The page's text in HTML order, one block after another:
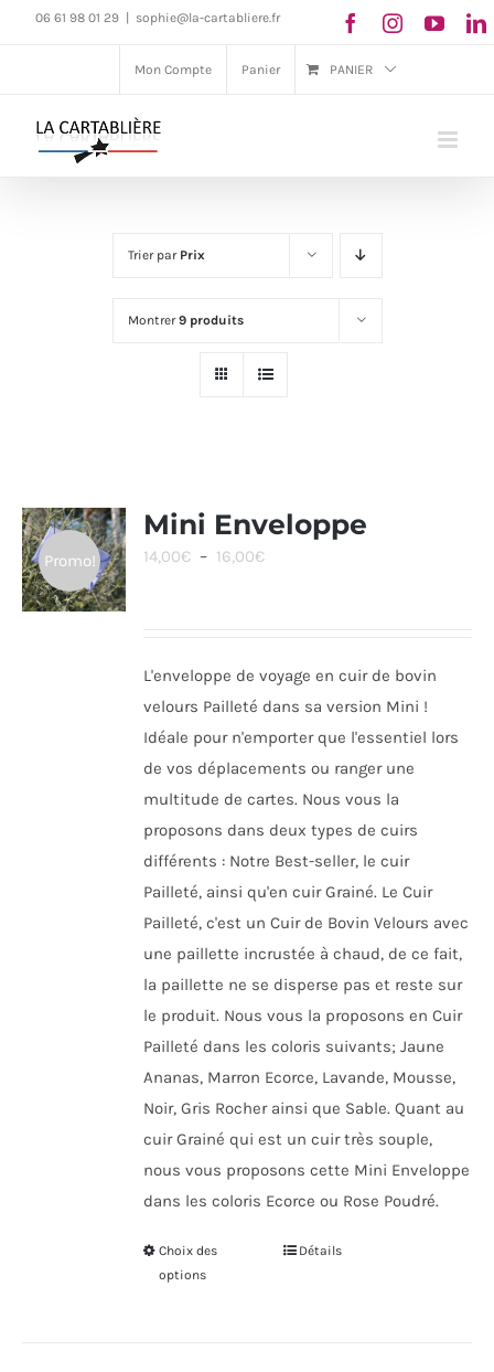
Passer06 61 98 01 29 sophie@la-cartabliere.fr
Mon Compte Panier PANIER
Trier par Prix
Montrer9 produits
Promo!
Mini Enveloppe
14,00€ – 16,00€Plage
à
16,00€
L'enveloppe de voyage en cuir de bovin
velours Pailleté dans sa version Mini !
Idéale pour n'emporter que l'essentiel lors
de vos déplacements ou ranger une
multitude de cartes. Nous vous la
proposons dans deux types de cuirs
différents : Notre Best-seller, le cuir
Pailleté, ainsi qu'en cuir Grainé. Le Cuir
Pailleté, c'est un Cuir de Bovin Velours avec
une paillette incrustée à chaud, de ce fait,
la paillette ne se disperse pas et reste sur
le produit. Nous vous la proposons en Cuir
Pailleté dans les coloris suivants; Jaune
Ananas, Marron Ecorce, Lavande, Mousse,
Noir, Gris Rocher ainsi que Sable. Quant au
cuir Grainé qui est un cuir très souple,
nous vous proposons cette Mini Enveloppe
dans les coloris Ecorce ou Rose Poudré.
Choix des
options
CeDétails